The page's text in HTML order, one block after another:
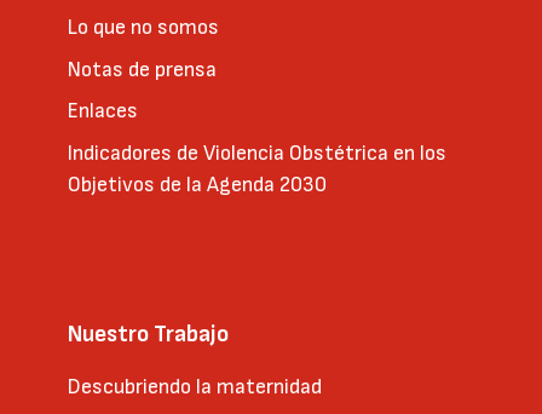
Lo que no somos
Notas de prensa
Enlaces
Indicadores de Violencia Obstétrica en los
Objetivos de la Agenda 2030
Nuestro Trabajo
Descubriendo la maternidad